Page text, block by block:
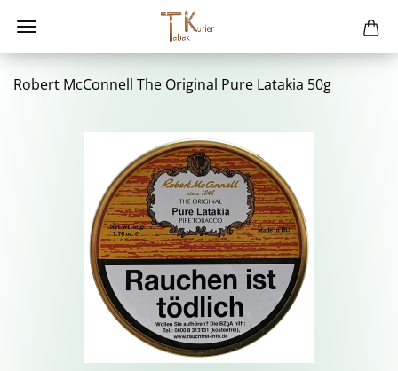
Ro­bert Mc­Con­nell The Ori­gi­nal Pure La­ta­kia 50g